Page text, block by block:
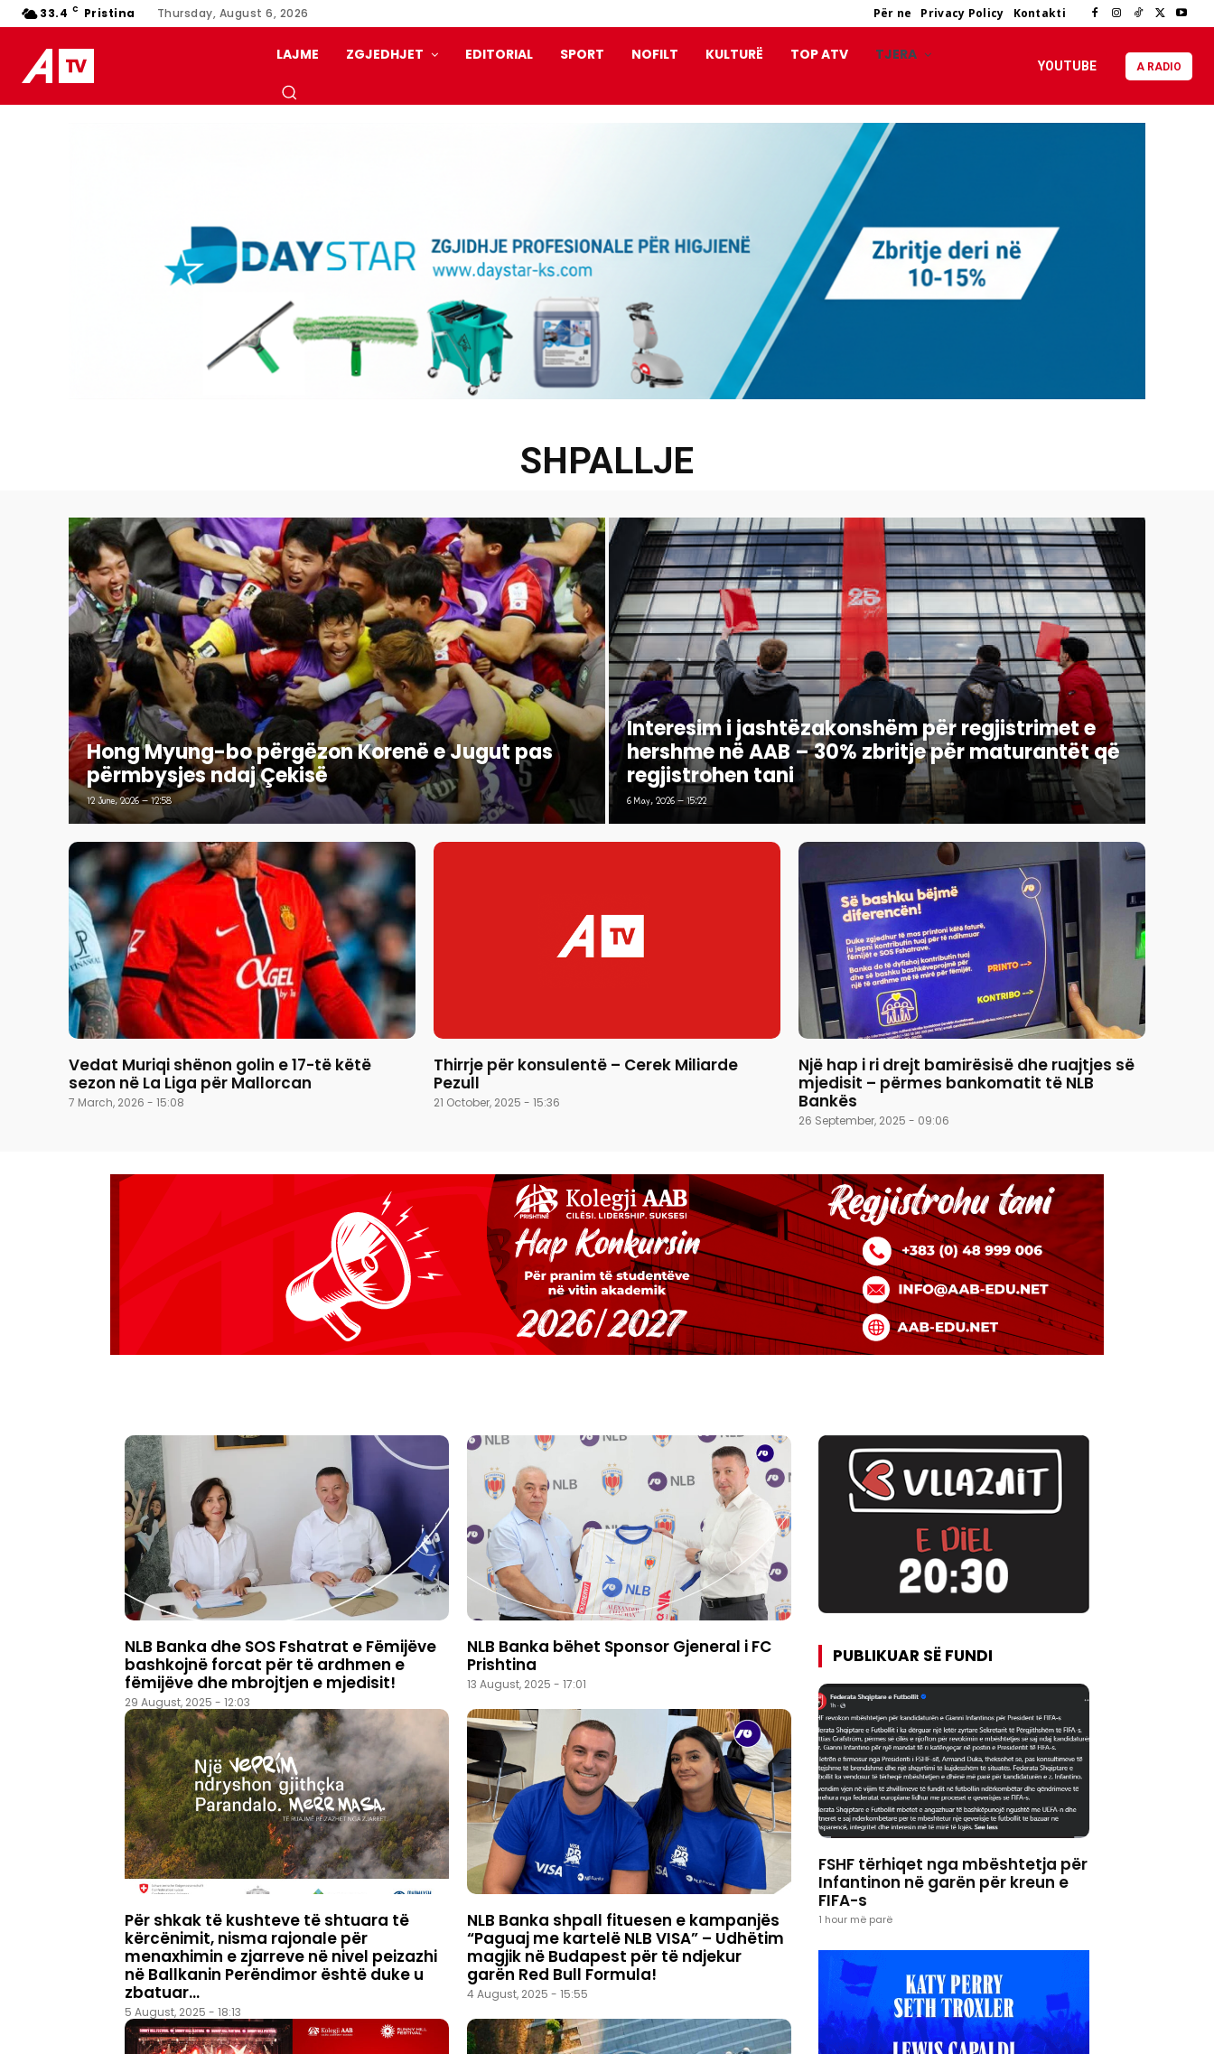
33.4 C Pristina Thursday, August 6, 2026 Për ne Privacy Policy Kontakti
LAJME ZGJEDHJET EDITORIAL SPORT NOFILT KULTURË TOP ATV TJERA
YOUTUBE A RADIO
SHPALLJE
Hong Myung-bo përgëzon Korenë e Jugut pas
përmbysjes ndaj Çekisë
12 June, 2026 - 12:58
Interesim i jashtëzakonshëm për regjistrimet e
hershme në AAB – 30% zbritje për maturantët që
regjistrohen tani
6 May, 2026 - 15:22
Vedat Muriqi shënon golin e 17-të këtë
sezon në La Liga për Mallorcan
7 March, 2026 - 15:08
Thirrje për konsulentë – Cerek Miliarde
Pezull
21 October, 2025 - 15:36
Një hap i ri drejt bamirësisë dhe ruajtjes së
mjedisit – përmes bankomatit të NLB
Bankës
26 September, 2025 - 09:06
NLB Banka dhe SOS Fshatrat e Fëmijëve
bashkojnë forcat për të ardhmen e
fëmijëve dhe mbrojtjen e mjedisit!
29 August, 2025 - 12:03
NLB Banka bëhet Sponsor Gjeneral i FC
Prishtina
13 August, 2025 - 17:01
Për shkak të kushteve të shtuara të
kërcënimit, nisma rajonale për
menaxhimin e zjarreve në nivel peizazhi
në Ballkanin Perëndimor është duke u
zbatuar...
5 August, 2025 - 18:13
NLB Banka shpall fituesen e kampanjës
“Paguaj me kartelë NLB VISA” – Udhëtim
magjik në Budapest për të ndjekur
garën Red Bull Formula!
4 August, 2025 - 15:55
PUBLIKUAR SË FUNDI
FSHF tërhiqet nga mbështetja për
Infantinon në garën për kreun e
FIFA-s
1 hour më parë